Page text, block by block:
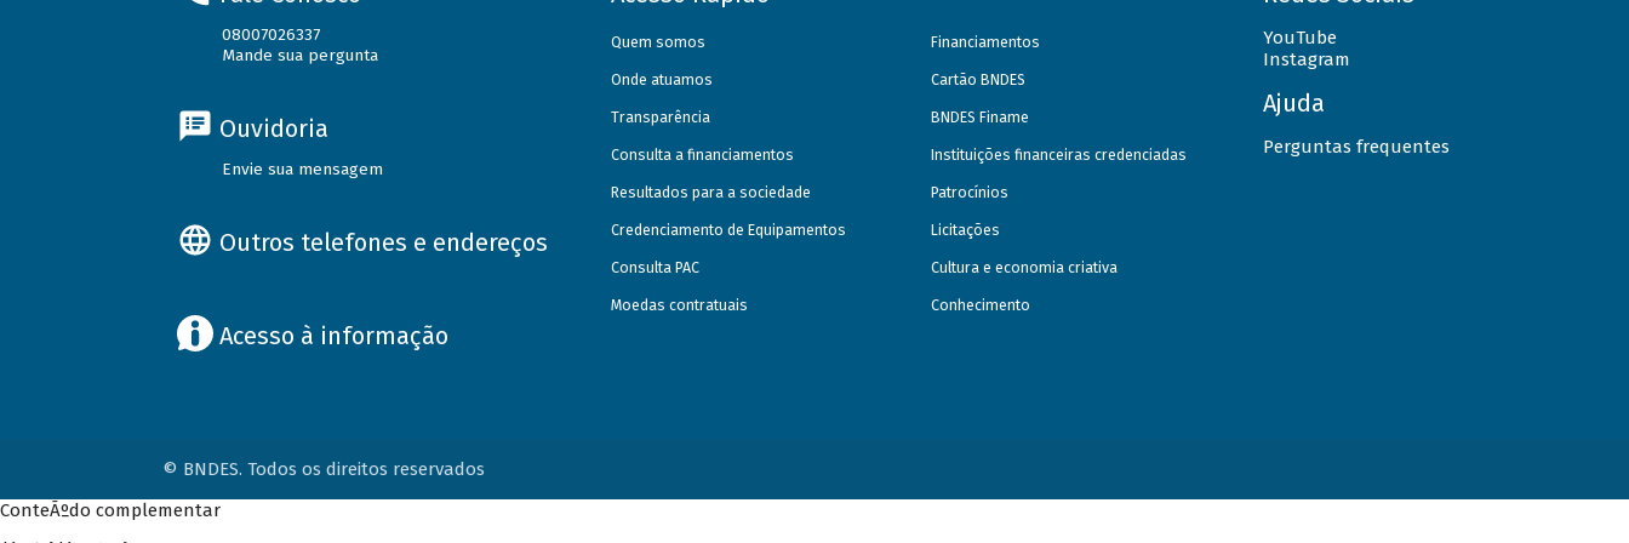
08007026337
Mande sua pergunta
Ouvidoria
Envie sua mensagem
Outros telefones e endereços
Acesso à informação
Quem somos
Onde atuamos
Transparência
Consulta a financiamentos
Resultados para a sociedade
Credenciamento de Equipamentos
Consulta PAC
Moedas contratuais
Financiamentos
Cartão BNDES
BNDES Finame
Instituições financeiras credenciadas
Patrocínios
Licitações
Cultura e economia criativa
Conhecimento
YouTube
Instagram
Ajuda
Perguntas frequentes
© BNDES. Todos os direitos reservados
ConteÃºdo complementar